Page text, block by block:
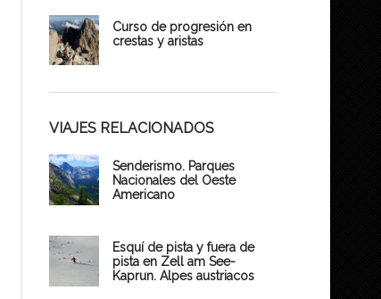
Curso de progresión en
crestas y aristas
VIAJES RELACIONADOS
Senderismo. Parques
Nacionales del Oeste
Americano
Esquí de pista y fuera de
pista en Zell am See-
Kaprun. Alpes austriacos